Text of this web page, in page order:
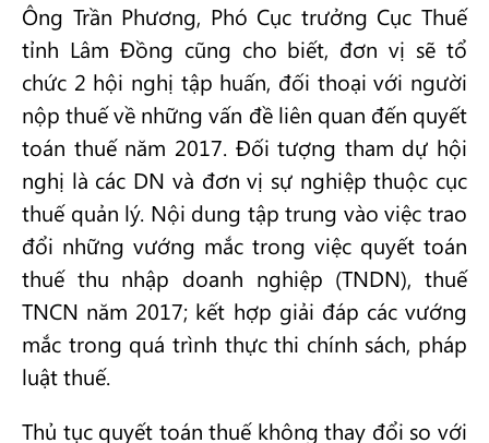
Ông Trần Phương, Phó Cục trưởng Cục Thuế
tỉnh Lâm Đồng cũng cho biết, đơn vị sẽ tổ
chức 2 hội nghị tập huấn, đối thoại với người
nộp thuế về những vấn đề liên quan đến quyết
toán thuế năm 2017. Đối tượng tham dự hội
nghị là các DN và đơn vị sự nghiệp thuộc cục
thuế quản lý. Nội dung tập trung vào việc trao
đổi những vướng mắc trong việc quyết toán
thuế thu nhập doanh nghiệp (TNDN), thuế
TNCN năm 2017; kết hợp giải đáp các vướng
mắc trong quá trình thực thi chính sách, pháp
luật thuế.
Thủ tục quyết toán thuế không thay đổi so với